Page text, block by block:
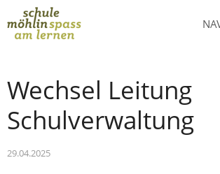
Wechsel Leitung
Schulverwaltung
29.04.2025